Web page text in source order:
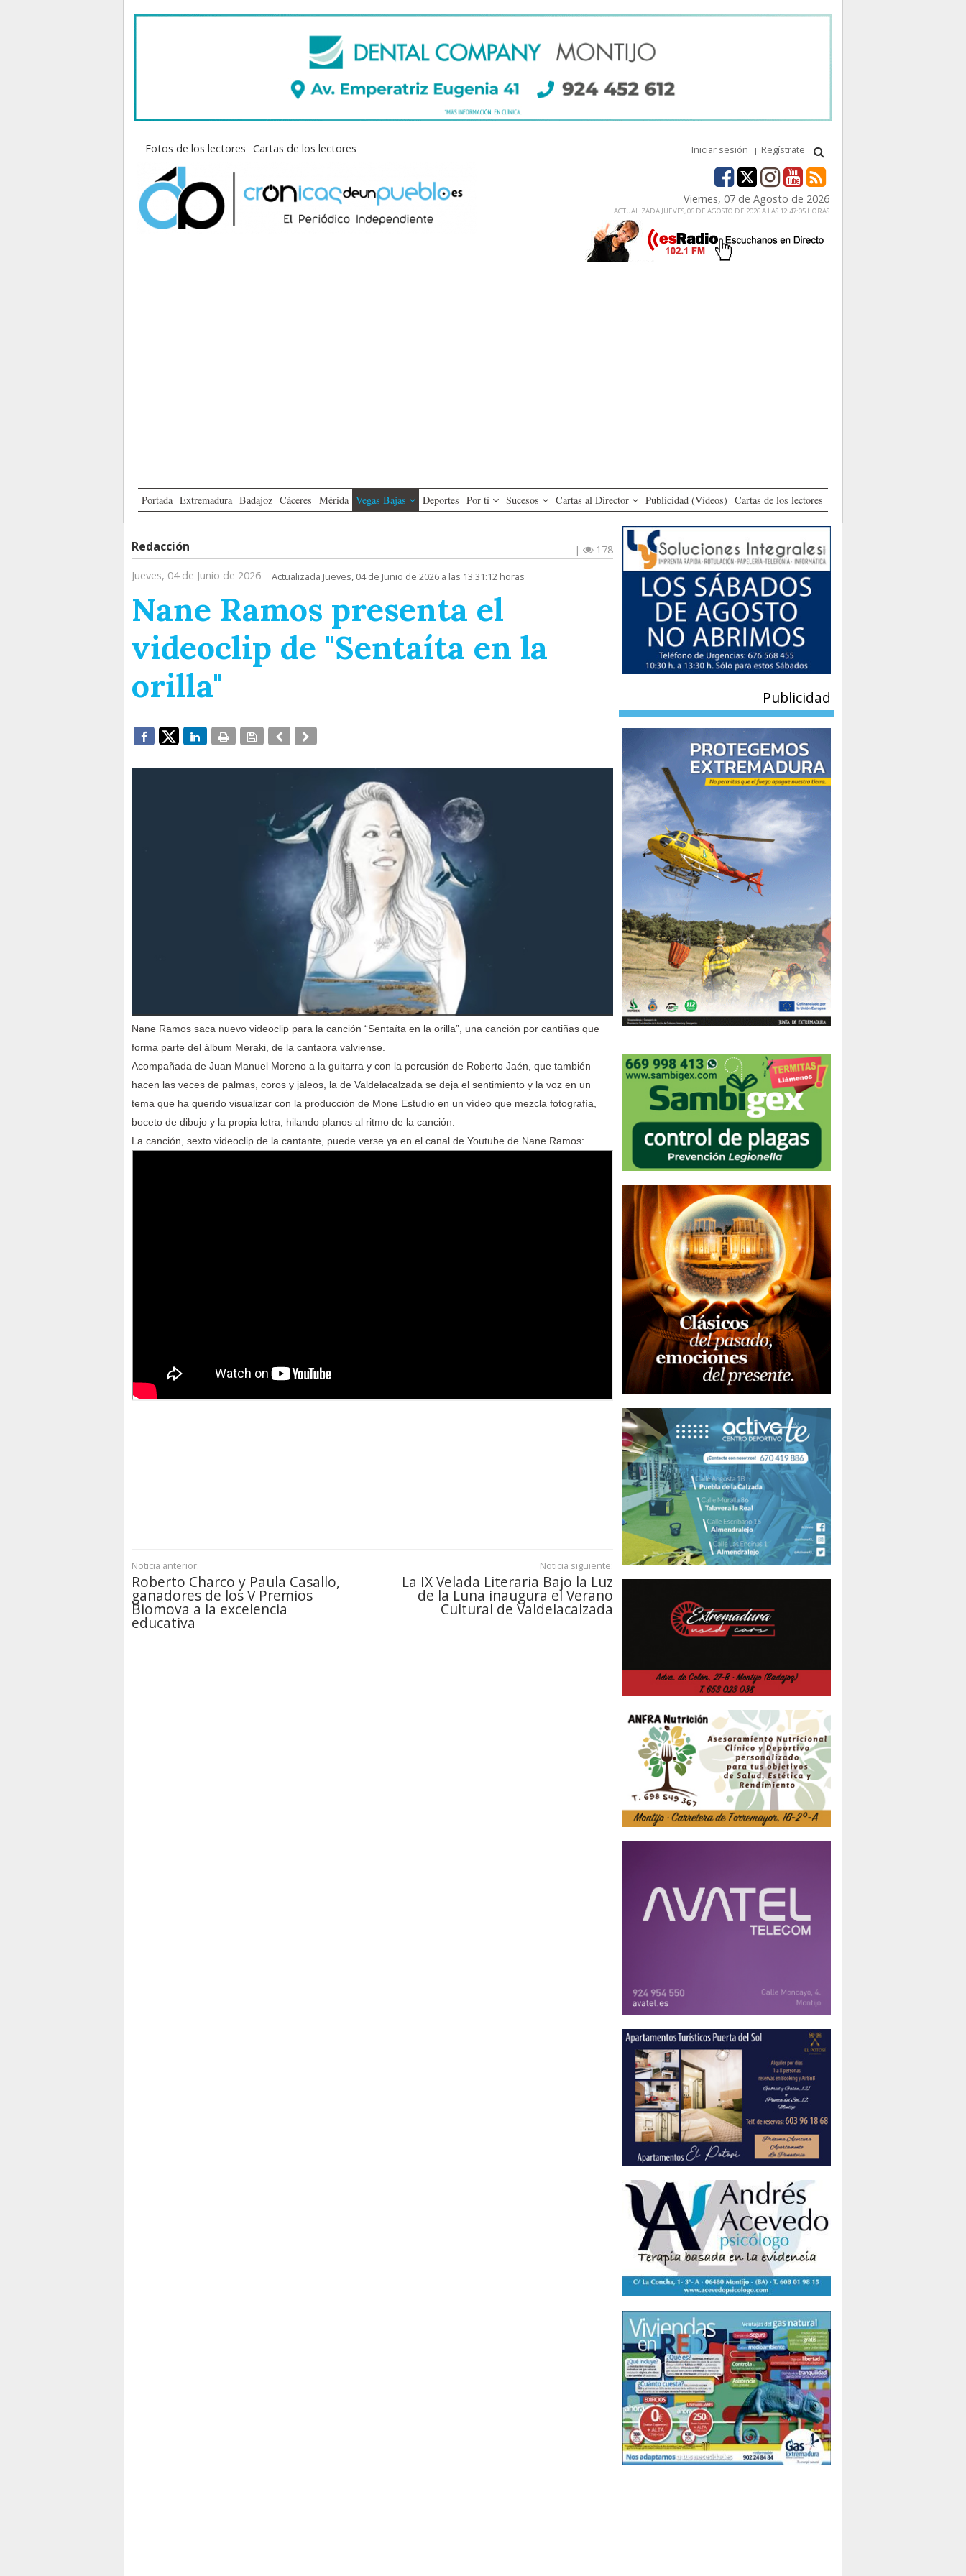
Fotos de los lectores Cartas de los lectores Iniciar sesión Regístrate
Viernes, 07 de Agosto de 2026
ACTUALIZADA JUEVES, 06 DE AGOSTO DE 2026 A LAS 12:47:05 HORAS
Portada Extremadura Badajoz Cáceres Mérida Vegas Bajas Deportes Por tí Sucesos Cartas al Director Publicidad (Vídeos) Cartas de los lectores
Redacción |
178
Jueves, 04 de Junio de 2026
Actualizada Jueves, 04 de Junio de 2026 a las 13:31:12 horas
Nane Ramos presenta el
videoclip de "Sentaíta en la
orilla"
Nane Ramos saca nuevo videoclip para la canción “Sentaíta en la orilla”, una canción por cantiñas que
forma parte del álbum Meraki, de la cantaora valviense.
Acompañada de Juan Manuel Moreno a la guitarra y con la percusión de Roberto Jaén, que también
hacen las veces de palmas, coros y jaleos, la de Valdelacalzada se deja el sentimiento y la voz en un
tema que ha querido visualizar con la producción de Mone Estudio en un vídeo que mezcla fotografía,
boceto de dibujo y la propia letra, hilando planos al ritmo de la canción.
La canción, sexto videoclip de la cantante, puede verse ya en el canal de Youtube de Nane Ramos:
Noticia anterior:
Roberto Charco y Paula Casallo,
ganadores de los V Premios
Biomova a la excelencia
educativa
Noticia siguiente:
La IX Velada Literaria Bajo la Luz
de la Luna inaugura el Verano
Cultural de Valdelacalzada
Publicidad